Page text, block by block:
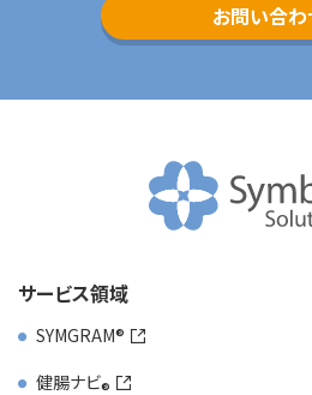
お問い合わ
サービス領域
SYMGRAM
健腸ナビ